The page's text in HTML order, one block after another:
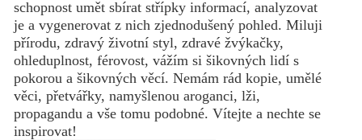
schopnost umět sbírat střípky informací, analyzovat
je a vygenerovat z nich zjednodušený pohled. Miluji
přírodu, zdravý životní styl, zdravé žvýkačky,
ohleduplnost, férovost, vážím si šikovných lidí s
pokorou a šikovných věcí. Nemám rád kopie, umělé
věci, přetvářky, namyšlenou aroganci, lži,
propagandu a vše tomu podobné. Vítejte a nechte se
inspirovat!